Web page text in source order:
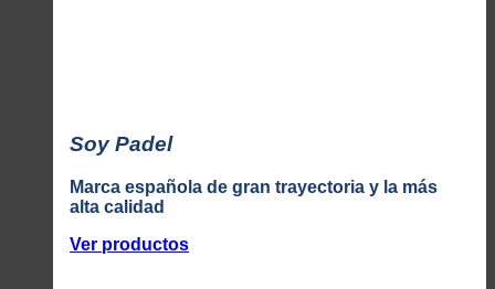
Soy Padel
Marca española de gran trayectoria y la más
alta calidad
Ver productos